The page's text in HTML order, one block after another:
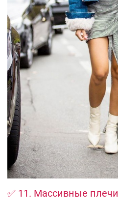
✅ 11. Массивные плечи